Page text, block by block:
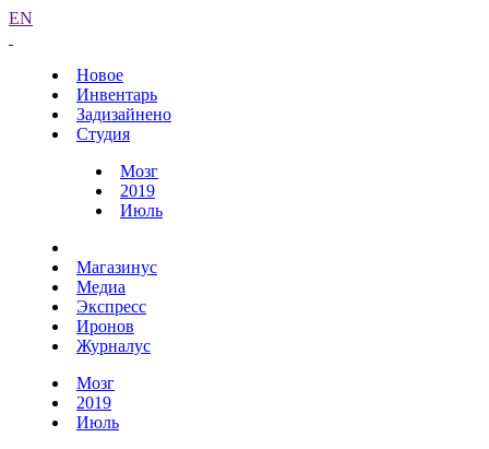
EN
Новое
Инвентарь
Задизайнено
Студия
Мозг
2019
Июль
Магазинус
Медиа
Экспресс
Иронов
Журналус
Мозг
2019
Июль